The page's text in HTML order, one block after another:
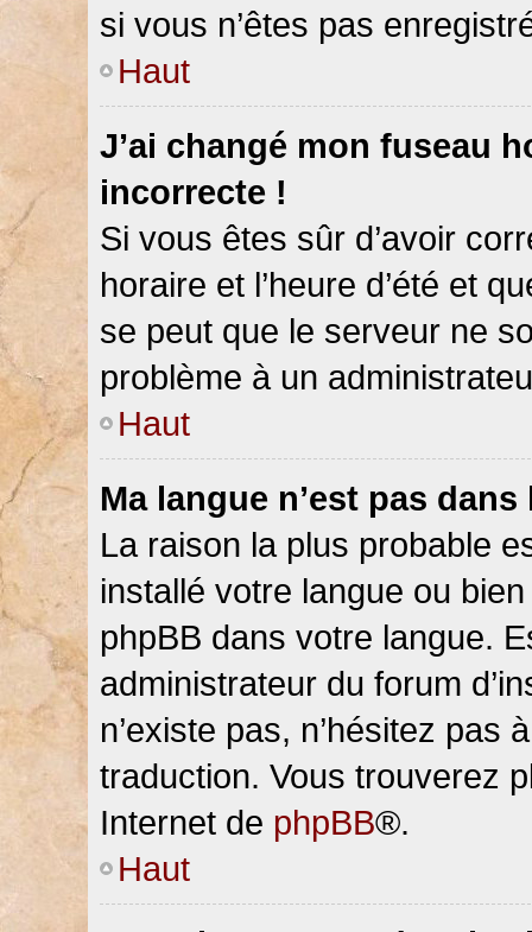
si vous n’êtes pas
Haut
J’ai changé mon fuseau
incorrecte !
Si vous êtes sûr d’avoir
horaire et l’heure d’été et
se peut que le serveur ne
problème à un
Haut
Ma langue n’est pas
La raison la plus probable
installé votre langue ou
phpBB dans votre langue.
administrateur du forum
n’existe pas, n’hésitez pas
traduction. Vous trouverez
Internet de phpBB®.
Haut